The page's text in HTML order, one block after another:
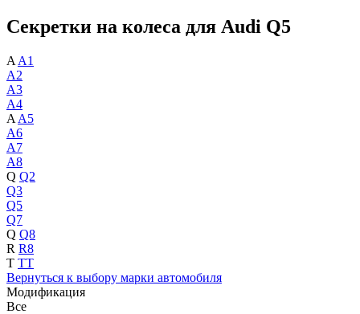
Секретки на колеса для Audi Q5
A A1
A2
A3
A4
A A5
A6
A7
A8
Q Q2
Q3
Q5
Q7
Q Q8
R R8
T TT
Вернуться к выбору марки автомобиля
Модификация
Все